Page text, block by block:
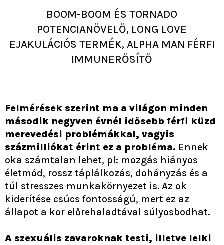
BOOM-BOOM ÉS TORNADO
POTENCIANÖVELŐ, LONG LOVE
EJAKULÁCIÓS TERMÉK, ALPHA MAN FÉRFI
IMMUNERŐSÍTŐ
Felmérések szerint ma a világon minden
második negyven évnél idősebb férfi küzd
merevedési problémákkal, vagyis
százmilliókat érint ez a probléma. Ennek
oka számtalan lehet, pl: mozgás hiányos
életmód, rossz táplálkozás, dohányzás és a
túl stresszes munkakörnyezet is. Az ok
kiderítése csúcs fontosságú, mert ez az
állapot a kor előrehaladtával súlyosbodhat.
A szexuális zavaroknak testi, illetve lelki